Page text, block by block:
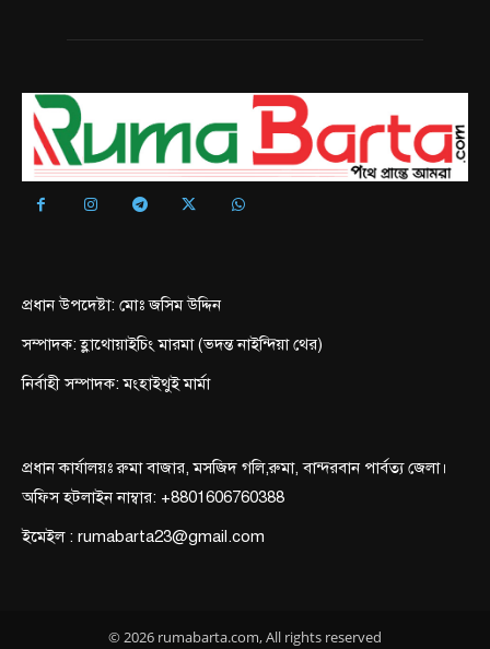
প্রধান উপদেষ্টা: মোঃ জসিম উদ্দিন
সম্পাদক: হ্লাথোয়াইচিং মারমা (ভদন্ত নাইন্দিয়া থের)
নির্বাহী সম্পাদক: মংহাইথুই মার্মা
প্রধান কার্যালয়ঃ রুমা বাজার, মসজিদ গলি,রুমা, বান্দরবান পার্বত্য জেলা।
অফিস হটলাইন নাম্বার: +8801606760388
ইমেইল : rumabarta23@gmail.com
© 2026 rumabarta.com, All rights reserved